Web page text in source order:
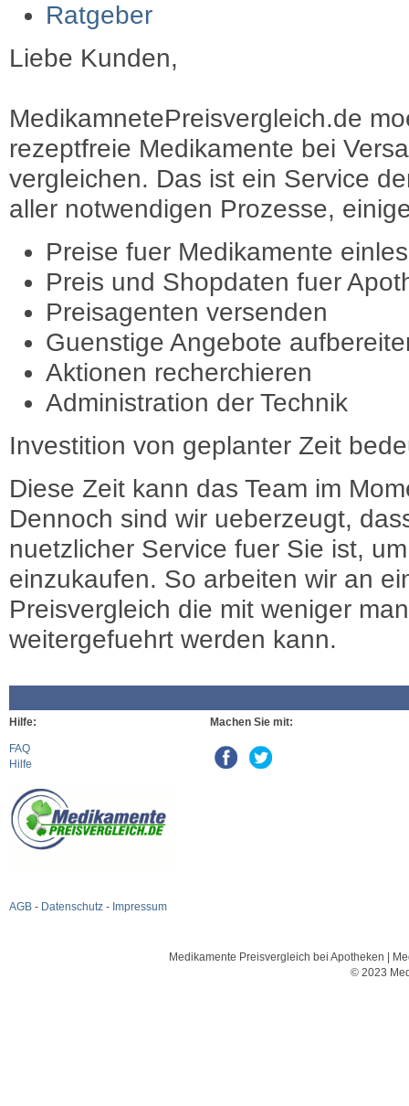
Ratgeber
Liebe Kunden,
MedikamnetePreisvergleich.de
rezeptfreie Medikamente bei
vergleichen. Das ist ein Service
aller notwendigen Prozesse,
Preise fuer Medikamente
Preis und Shopdaten fuer
Preisagenten versenden
Guenstige Angebote
Aktionen recherchieren
Administration der Technik
Investition von geplanter Zeit
Diese Zeit kann das Team im
Dennoch sind wir ueberzeugt,
nuetzlicher Service fuer Sie ist,
einzukaufen. So arbeiten wir an
Preisvergleich die mit weniger
weitergefuehrt werden kann.
Hilfe:
FAQ
Hilfe
AGB - Datenschutz - Impressum
Machen Sie mit:
Medikamente Preisvergleich bei Apotheken |
© 2023